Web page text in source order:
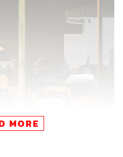
MORE